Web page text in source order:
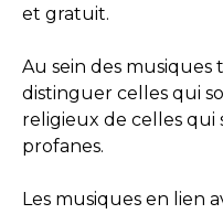
et gratuit.
Au sein des
distinguer celles qui
religieux de celles qui
profanes.
Les musiques en lien